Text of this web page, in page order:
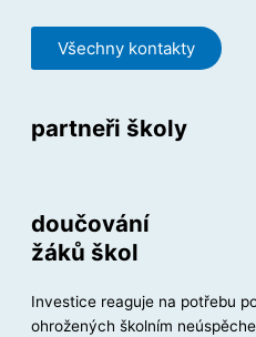
Všechny kontakty
partneři školy
doučování
žáků škol
Investice reaguje na potřebu
ohrožených školním